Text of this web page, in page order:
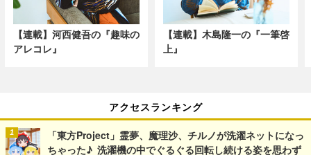
【連載】河西健吾の『趣味の
アレコレ』
【連載】木島隆一の『一筆啓
上』
アクセスランキング
「東方Project」霊夢、魔理沙、チルノが洗濯ネットになっ
ちゃった♪ 洗濯機の中でぐるぐる回転し続ける姿を思わず